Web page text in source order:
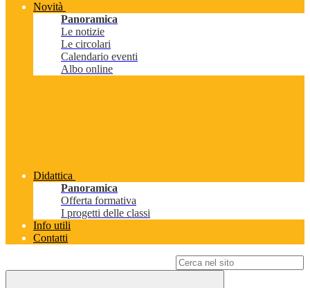
Novità
Panoramica
Le notizie
Le circolari
Calendario eventi
Albo online
Didattica
Panoramica
Offerta formativa
I progetti delle classi
Info utili
Contatti